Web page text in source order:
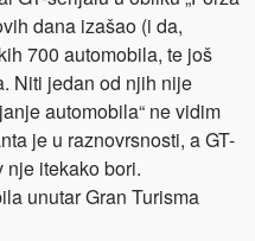
dana izašao (i da,
700 automobila, te još
Niti jedan od njih nije
automobila“ ne vidim
je u raznovrsnosti, a GT-
nje itekako bori.
unutar Gran Turisma